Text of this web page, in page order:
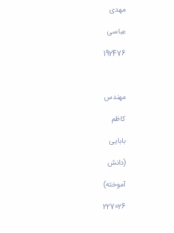
مهدی
عباسی
مهندس
کاظم
بابایی
(دانش
آموخته)